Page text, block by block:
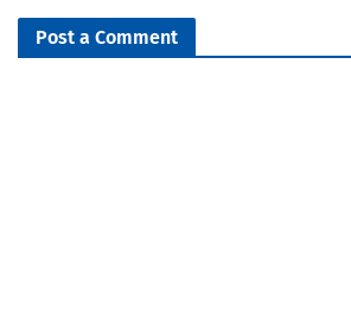
Post a Comment